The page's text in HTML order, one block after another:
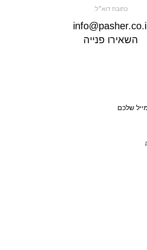
כתובת דוא״ל:
info@pasher.co.il
השאירו פנייה